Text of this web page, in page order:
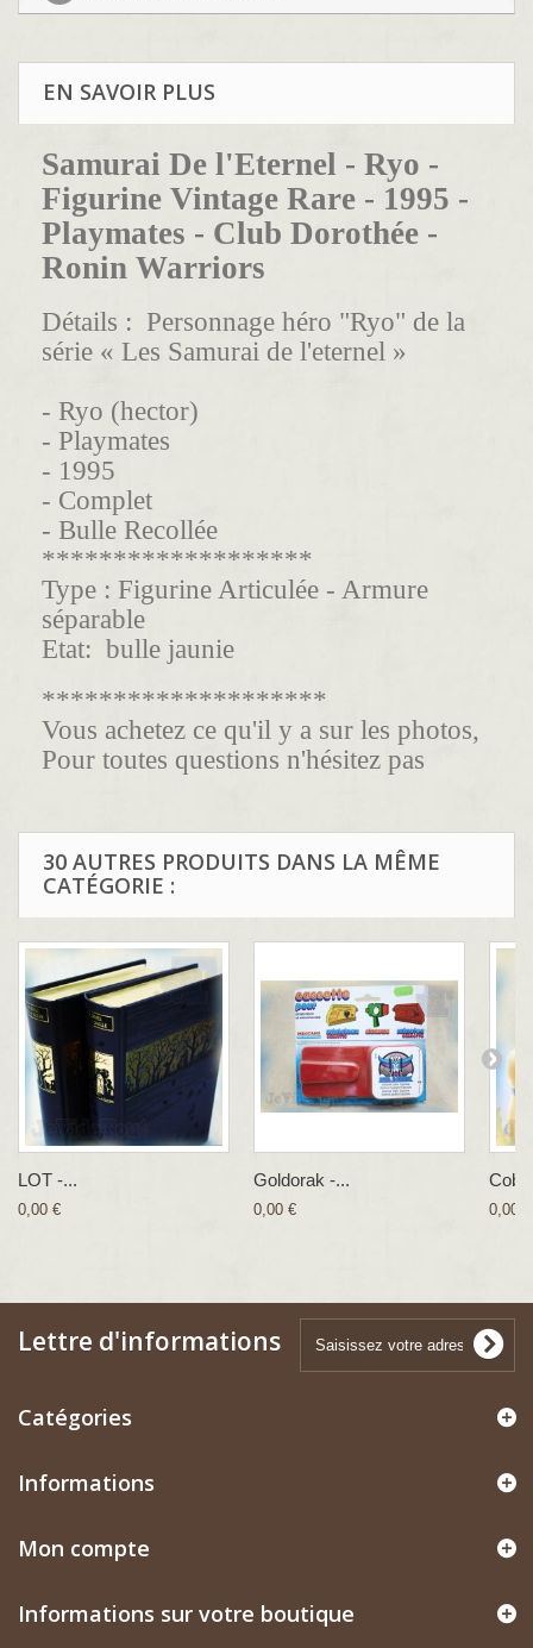
EN SAVOIR PLUS
Samurai De l'Eternel - Ryo -
Figurine Vintage Rare - 1995 -
Playmates - Club Dorothée -
Ronin Warriors
Détails : Personnage héro "Ryo" de la
série « Les Samurai de l'eternel »
- Ryo (hector)
- Playmates
- 1995
- Complet
- Bulle Recollée
*******************
Type : Figurine Articulée - Armure
séparable
Etat: bulle jaunie
********************
Vous achetez ce qu'il y a sur les photos,
Pour toutes questions n'hésitez pas
30 AUTRES PRODUITS DANS LA MÊME
CATÉGORIE :
LOT -...
0,00 €
Goldorak -...
0,00 € 0,00 €
Lettre d'informations
Catégories
Informations
Mon compte
Informations sur votre boutique